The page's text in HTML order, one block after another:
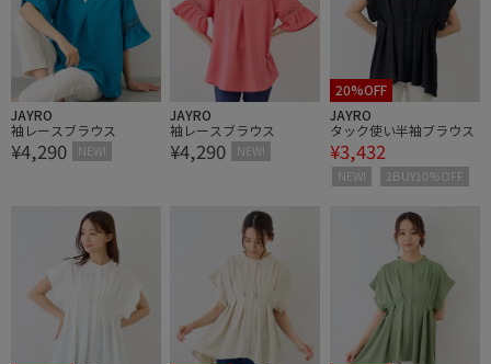
JAYRO
袖レースブラウス
¥4,290 NEW!
JAYRO
袖レースブラウス
¥4,290 NEW!
20%OFF
JAYRO
タック使い半袖ブラウス
¥3,432
NEW! 2BUY10%OFF